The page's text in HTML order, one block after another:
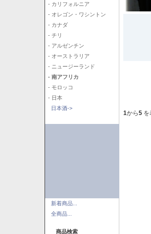
- カリフォルニア
- オレゴン・ワシントン
- カナダ
- チリ
- アルゼンチン
- オーストラリア
- ニュージーランド
- 南アフリカ
- モロッコ
- 日本
日本酒->
新着商品...
全商品...
商品検索
1から5 を